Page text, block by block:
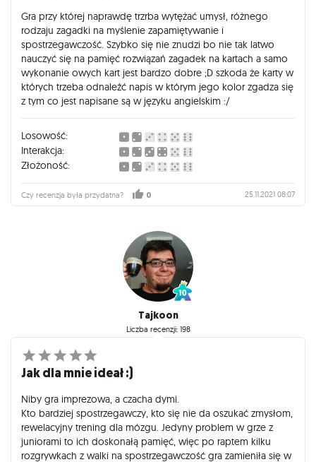
Gra przy której naprawdę trzrba wytężać umysł, różnego
rodzaju zagadki na myślenie zapamiętywanie i
spostrzegawczość. Szybko się nie znudzi bo nie tak latwo
nauczyć się na pamięć rozwiązań zagadek na kartach a samo
wykonanie owych kart jest bardzo dobre ;D szkoda że karty w
których trzeba odnaleźć napis w którym jego kolor zgadza się
z tym co jest napisane są w języku angielskim :/
Losowość:
Interakcja:
Złożoność:
Czy recenzja była przydatna? 0 25.11.2021 08:07
Tajkoon
Liczba recenzji: 198
Jak dla mnie ideał :)
Niby gra imprezowa, a czacha dymi.
Kto bardziej spostrzegawczy, kto się nie da oszukać zmysłom,
rewelacyjny trening dla mózgu. Jedyny problem w grze z
juniorami to ich doskonałą pamięć, więc po raptem kilku
rozgrywkach z walki na spostrzegawczość gra zamieniła się w